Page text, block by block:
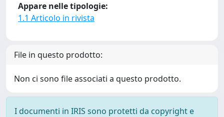
Appare nelle tipologie:
1.1 Articolo in rivista
File in questo prodotto:
Non ci sono file associati a questo prodotto.
I documenti in IRIS sono protetti da copyright e